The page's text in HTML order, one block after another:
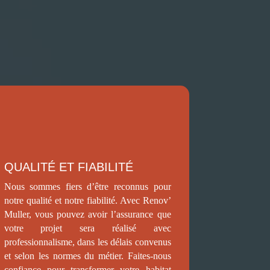
QUALITÉ ET FIABILITÉ
Nous sommes fiers d’être reconnus pour
notre qualité et notre fiabilité. Avec Renov’
Muller, vous pouvez avoir l’assurance que
votre projet sera réalisé avec
professionnalisme, dans les délais convenus
et selon les normes du métier. Faites-nous